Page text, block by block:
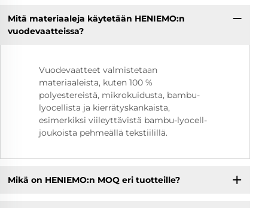
Mitä materiaaleja käytetään HENIEMO:n
vuodevaatteissa?
Vuodevaatteet valmistetaan
materiaaleista, kuten 100 %
polyestereistä, mikrokuidusta, bambu-
lyocellista ja kierrätyskankaista,
esimerkiksi viileyttävistä bambu-lyocell-
joukoista pehmeällä tekstiilillä.
Mikä on HENIEMO:n MOQ eri tuotteille?